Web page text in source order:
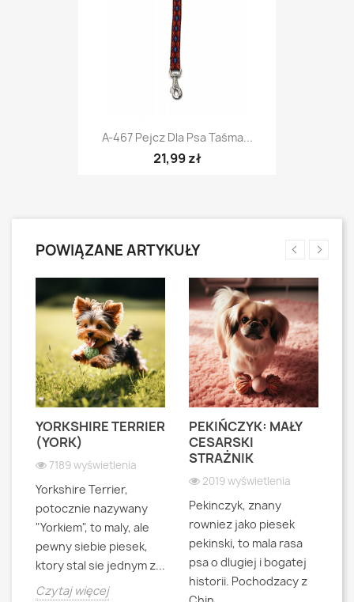
A-467 Pejcz Dla Psa Taśma...
21,99 zł
POWIĄZANE ARTYKUŁY
YORKSHIRE TERRIER
(YORK)
7189 wyświetlenia
Yorkshire Terrier,
potocznie nazywany
"Yorkiem", to maly, ale
pewny siebie piesek,
ktory stal sie jednym z...
Czytaj więcej
PEKIŃCZYK: MAŁY
CESARSKI
STRAŻNIK
2019 wyświetlenia
Pekinczyk, znany
rowniez jako piesek
pekinski, to mala rasa
psa o dlugiej i bogatej
historii. Pochodzacy z